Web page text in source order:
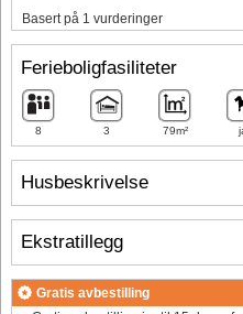
Husbeskrivelse
Basert på 1 vurderinger
Ferieboligfasiliteter
8 3 79m²
Ekstratillegg
Gratis avbestilling